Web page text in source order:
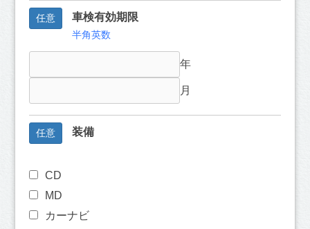
任意 車検有効期限
半角英数
年
月
任意 装備
CD
MD
カーナビ